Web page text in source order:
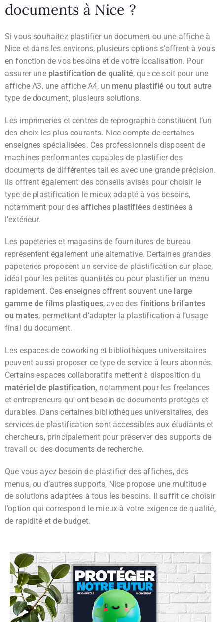
documents à Nice ?
Si vous souhaitez plastifier un document ou une affiche à
Nice et dans les environs, plusieurs options s’offrent à vous
en fonction de vos besoins et de votre localisation. Pour
assurer une plastification de qualité, que ce soit pour une
affiche A3, une affiche A4, un menu plastifiéou tout autre
type de document, plusieurs solutions.
Les imprimeries et centres de reprographie constituent l’un
des choix les plus courants. Nice compte de certaines
enseignes spécialisées. Ces professionnels disposent de
machines performantes capables de plastifier des
documents de différentes tailles avec une grande précision.
Ils offrent également des conseils avisés pour choisir le
type de plastification le mieux adapté à vos besoins,
notamment pour desaffiches plastifiées destinées à
l’extérieur.
Les papeteries et magasins de fournitures de bureau
représentent également une alternative. Certaines grandes
papeteries proposent un service de plastification sur place,
idéal pour les petites quantités ou pour plastifier un menu
rapidement. Ces enseignes offrent souvent une large
gamme de films plastiques, avec des finitions brillantes
ou mates, permettant d’adapter la plastification à l’usage
final du document.
Les espaces de coworking et bibliothèques universitaires
peuvent aussi proposer ce type de service à leurs abonnés.
Certains espaces collaboratifs mettent à disposition du
matériel de plastification, notamment pour les freelances
et entrepreneurs qui ont besoin de documents protégés et
durables. Dans certaines bibliothèques universitaires, des
services de plastification sont accessibles aux étudiants et
chercheurs, principalement pour préserver des supports de
travail ou des documents de recherche.
Que vous ayez besoin de plastifier des affiches, des
menus, ou d’autres supports, Nice propose une multitude
de solutions adaptées à tous les besoins. Il suffit de choisir
l’option qui correspond le mieux à votre exigence de qualité,
de rapidité et de budget.